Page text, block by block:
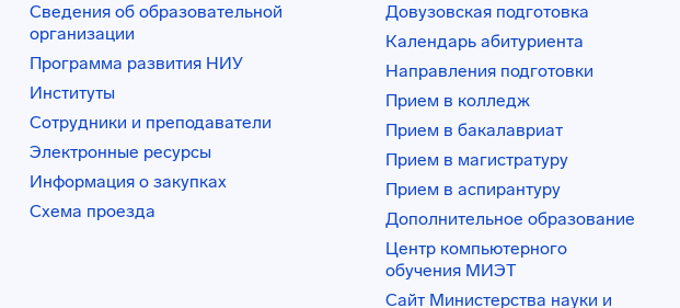
Сведения об образовательной
организации
Программа развития НИУ
Институты
Сотрудники и преподаватели
Электронные ресурсы
Информация о закупках
Схема проезда
Довузовская подготовка
Календарь абитуриента
Направления подготовки
Прием в колледж
Прием в бакалавриат
Прием в магистратуру
Прием в аспирантуру
Дополнительное образование
Центр компьютерного
обучения МИЭТ
Сайт Министерства науки и